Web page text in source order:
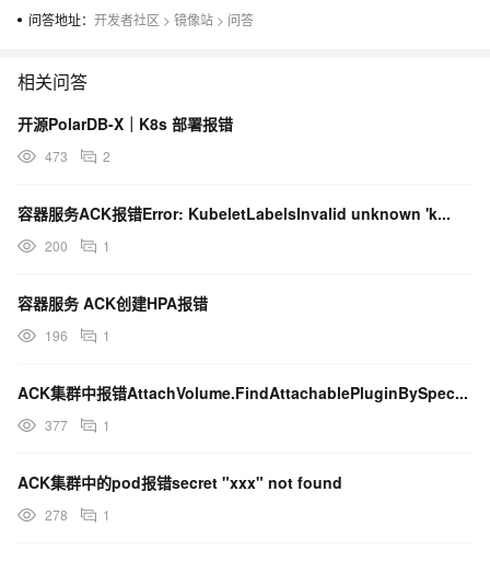
N: See apt-secure(8) manpage for repository creation and user
configuration details.
问答地址： 开发者社区 > 镜像站 > 问答
相关问答
开源PolarDB-X｜K8s 部署报错
473 2
容器服务ACK报错Error: KubeletLabelsInvalid unknown 'k...
200 1
容器服务 ACK创建HPA报错
196 1
ACK集群中报错AttachVolume.FindAttachablePluginBySpec...
377 1
ACK集群中的pod报错secret "xxx" not found
278 1